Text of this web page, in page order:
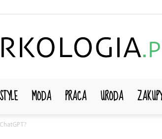
Cyrkologia.pl
MODA PRACA URODA ZAKUPY